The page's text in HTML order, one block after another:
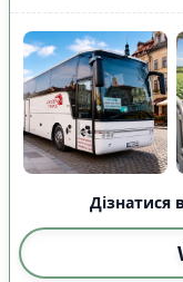
Дізнатися